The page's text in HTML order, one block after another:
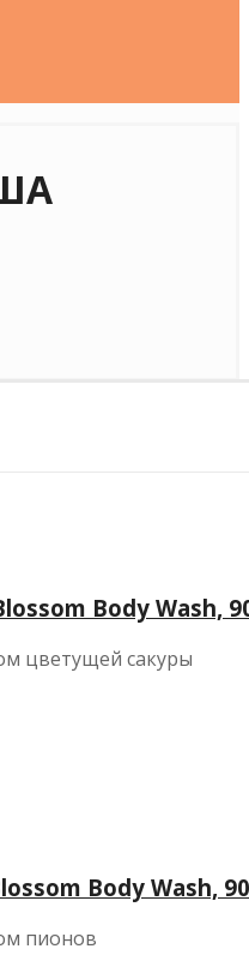
Body Wash,
цветущей сакуры
Body Wash,
пионов